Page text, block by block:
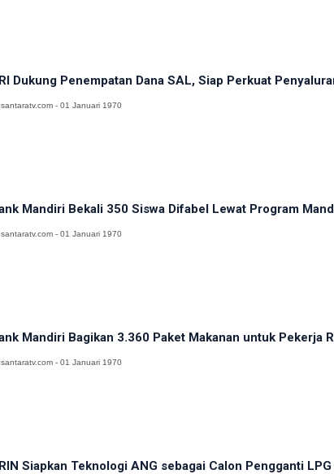
Dukung Penempatan Dana SAL, Siap Perkuat
- 01 Januari 1970
Mandiri Bekali 350 Siswa Difabel Lewat Program
- 01 Januari 1970
Mandiri Bagikan 3.360 Paket Makanan untuk Pekerja
- 01 Januari 1970
Siapkan Teknologi ANG sebagai Calon Pengganti